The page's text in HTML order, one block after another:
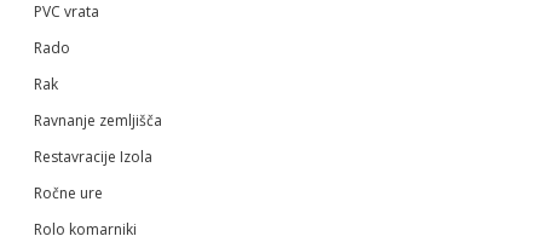
PVC vrata
Rado
Rak
Ravnanje zemljišča
Restavracije Izola
Ročne ure
Rolo komarniki